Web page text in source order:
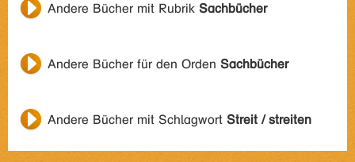
Andere Bücher mit Rubrik Sachbücher
Andere Bücher für den Orden Sachbücher
Andere Bücher mit Schlagwort Streit / streiten